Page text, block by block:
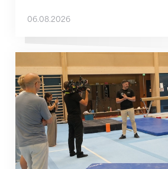
06.08.2026
Mit klaren Zielen nach Zagreb